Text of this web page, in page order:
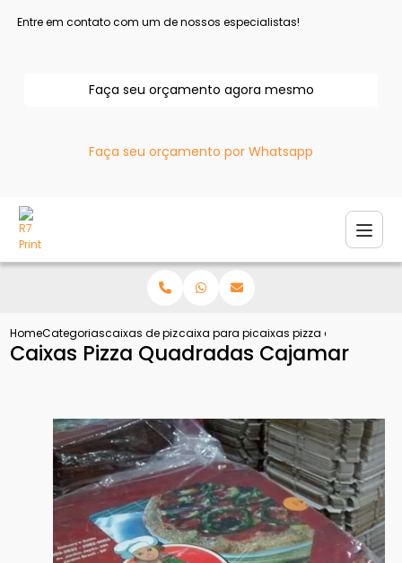
Entre em contato com um de nossos especialistas!
Faça seu orçamento agora mesmo
Faça seu orçamento por Whatsapp
HomeCategoriascaixas de pizzacaixa para pizzacaixas pizza quadradas
Caixas Pizza Quadradas Cajamar